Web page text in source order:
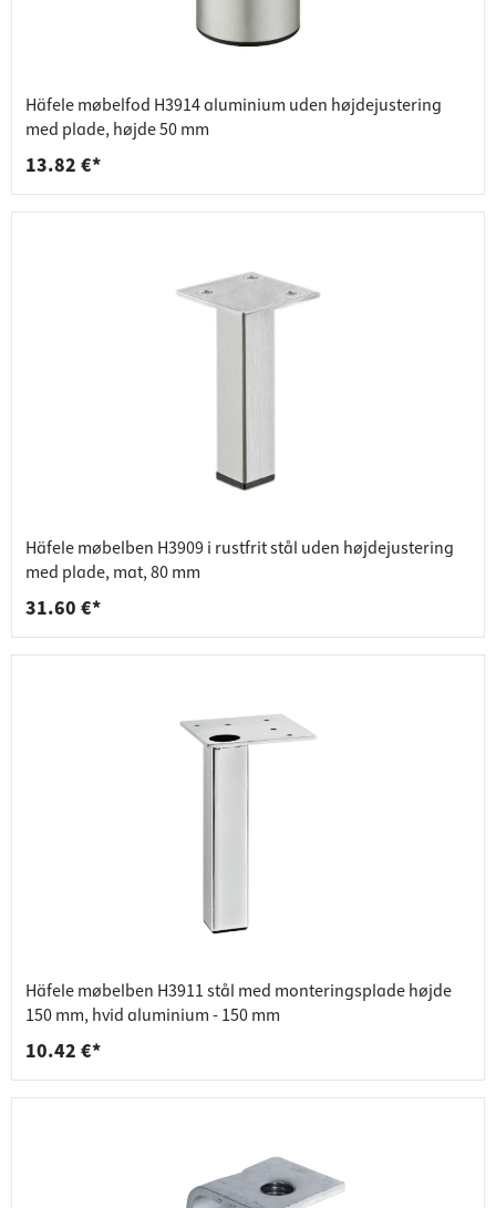
Häfele møbelfod H3914 aluminium uden højdejustering
med plade, højde 50 mm
13.82 €*
Häfele møbelben H3909 i rustfrit stål uden højdejustering
med plade, mat, 80 mm
31.60 €*
Häfele møbelben H3911 stål med monteringsplade højde
150 mm, hvid aluminium - 150 mm
10.42 €*